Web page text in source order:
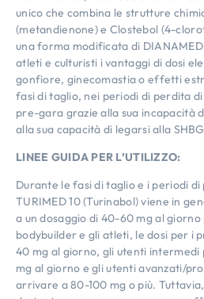
unico che combina le strutture
(metandienone) e Clostebol (4-
una forma modificata di
atleti e culturisti i vantaggi di dosi
gonfiore, ginecomastia o effetti
fasi di taglio, nei periodi di perdita
pre-gara grazie alla sua incapacità
alla sua capacità di legarsi alla
LINEE GUIDA PER L’UTILIZZO:
Durante le fasi di taglio e i periodi
TURIMED 10 (Turinabol) viene in
a un dosaggio di 40-60 mg al
bodybuilder e gli atleti, le dosi per i
40 mg al giorno, gli utenti intermedi
mg al giorno e gli utenti avanzati/
arrivare a 80-100 mg o più.